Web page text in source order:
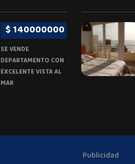
$ 140000000
SE VENDE
DEPARTAMENTO CON
EXCELENTE VISTA AL
MAR
Publicidad